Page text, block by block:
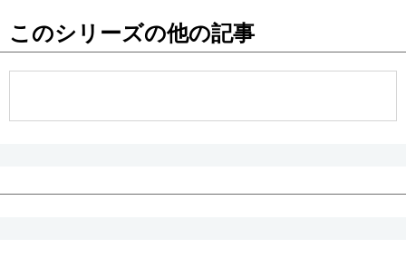
東京
このシリーズの他の記事